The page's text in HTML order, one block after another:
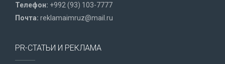
Телефон: +992 (93) 103-7777
Почта: reklamaimruz@mail.ru
PR-СТАТЬИ И РЕКЛАМА